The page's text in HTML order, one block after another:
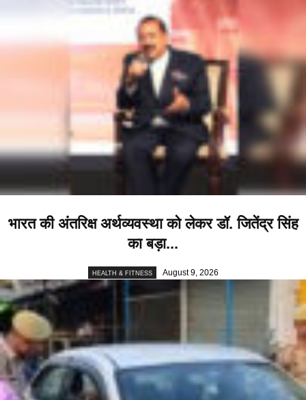
भारत की अंतरिक्ष अर्थव्यवस्था को लेकर डॉ. जितेंद्र सिंह
का बड़ा...
HEALTH & FITNESS August 9, 2026